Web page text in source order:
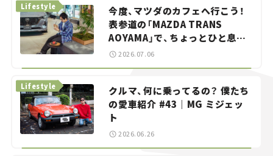
今度、マツダのカフェへ行こう！
表参道の「MAZDA TRANS
AOYAMA」で、ちょっとひと息。
——連載｜CCGとクルマでどうす
る？＜第13回＞
Lifestyle
2026.07.06
クルマ、何に乗ってるの？ 僕たち
の愛車紹介 #43｜MG ミジェッ
ト
Lifestyle
2026.06.26